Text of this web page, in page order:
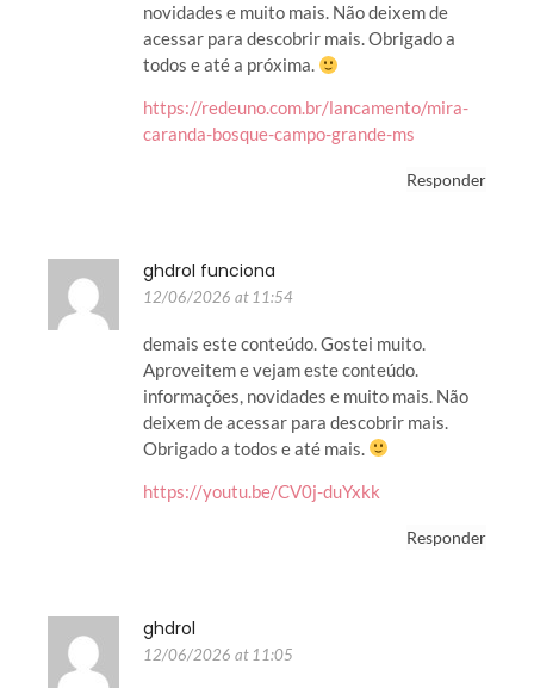
novidades e muito mais. Não deixem de
acessar para descobrir mais. Obrigado a
todos e até a próxima.
https://redeuno.com.br/lancamento/mira-
caranda-bosque-campo-grande-ms
Responder
ghdrol funciona
12/06/2026 at 11:54
demais este conteúdo. Gostei muito.
Aproveitem e vejam este conteúdo.
informações, novidades e muito mais. Não
deixem de acessar para descobrir mais.
Obrigado a todos e até mais.
https://youtu.be/CV0j-duYxkk
Responder
ghdrol
12/06/2026 at 11:05